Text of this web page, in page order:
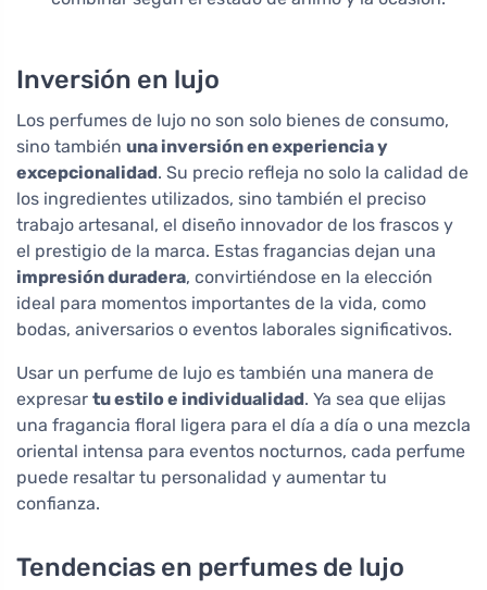
Inversión en lujo
Los perfumes de lujo no son solo bienes de consumo,
sino también una inversión en experiencia y
excepcionalidad. Su precio refleja no solo la calidad de
los ingredientes utilizados, sino también el preciso
trabajo artesanal, el diseño innovador de los frascos y
el prestigio de la marca. Estas fragancias dejan una
impresión duradera, convirtiéndose en la elección
ideal para momentos importantes de la vida, como
bodas, aniversarios o eventos laborales significativos.
Usar un perfume de lujo es también una manera de
expresar tu estilo e individualidad. Ya sea que elijas
una fragancia floral ligera para el día a día o una mezcla
oriental intensa para eventos nocturnos, cada perfume
puede resaltar tu personalidad y aumentar tu
confianza.
Tendencias en perfumes de lujo